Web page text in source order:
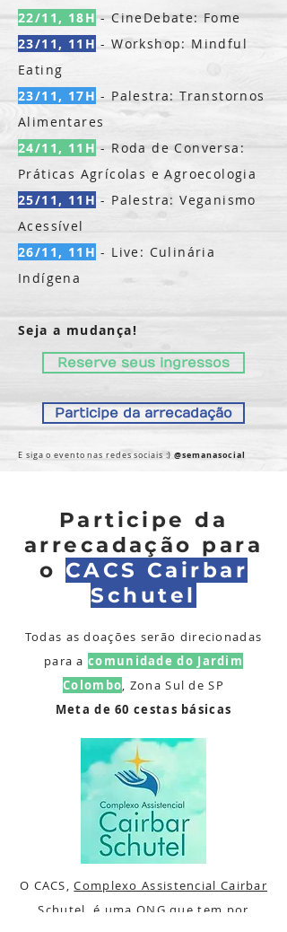
22/11, 18H - CineDebate: Fome
23/11, 11H - Workshop: Mindful
Eating
23/11, 17H - Palestra: Transtornos
Alimentares
24/11, 11H - Roda de Conversa:
Práticas Agrícolas e Agroecologia
25/11, 11H - Palestra: Veganismo
Acessível
26/11, 11H - Live: Culinária
Indígena
Seja a mudança!
Reserve seus ingressos
Participe da arrecadação
E siga o evento nas redes sociais :)@semanasocial
Participe da
arrecadação para
o CACS Cairbar
Schutel
Todas as doações serão direcionadas
para acomunidade do Jardim
Colombo, Zona Sul de SP
Meta de 60 cestas básicas
O CACS,Complexo Assistencial Cairbar
Schutel , é uma ONG que tem por